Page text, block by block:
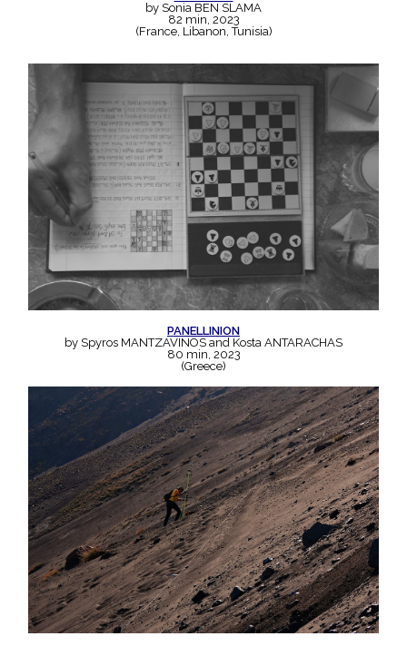
by Sonia BEN SLAMA
82 min, 2023
(France, Libanon, Tunisia)
PANELLINION
by Spyros MANTZAVINOS and Kosta ANTARACHAS
80 min, 2023
(Greece)